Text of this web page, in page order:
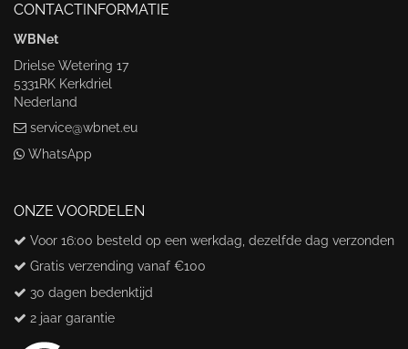
CONTACTINFORMATIE
WBNet
Drielse Wetering 17
5331RK Kerkdriel
Nederland
service@wbnet.eu
WhatsApp
ONZE VOORDELEN
Voor 16:00 besteld op een werkdag, dezelfde dag verzonden
Gratis verzending vanaf €100
30 dagen bedenktijd
2 jaar garantie